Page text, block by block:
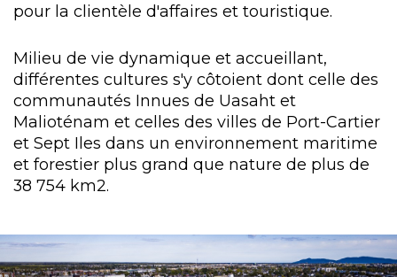
pour la clientèle d'affaires et touristique.
Milieu de vie dynamique et accueillant,
différentes cultures s'y côtoient dont celle des
communautés Innues de Uasaht et
Malioténam et celles des villes de Port-Cartier
et Sept Iles dans un environnement maritime
et forestier plus grand que nature de plus de
38 754 km2.